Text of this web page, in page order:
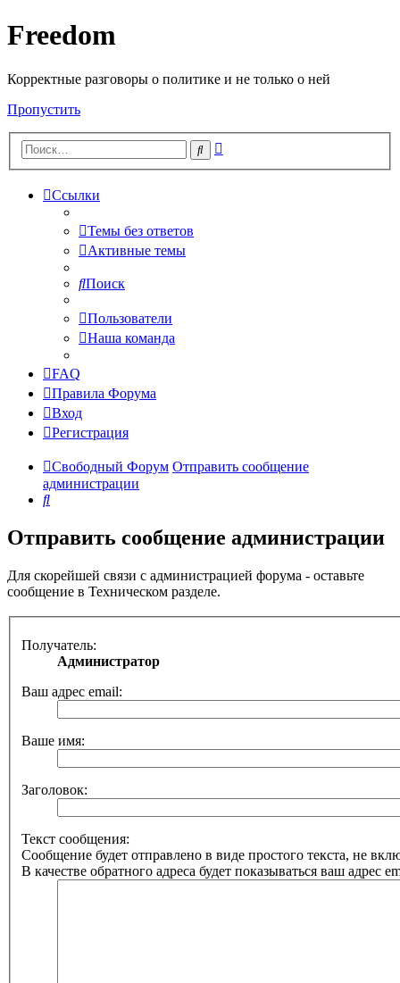
Freedom
Корректные разговоры о политике и не только о ней
Пропустить
Поиск
Ссылки
Темы без ответов
Активные темы
Поиск
Пользователи
Наша команда
FAQ
Правила Форума
Вход
Регистрация
Свободный Форум Отправить сообщение
администрации
Поиск
Отправить сообщение администрации
Для скорейшей связи с администрацией форума - оставьте
сообщение в Техническом разделе.
Получатель:
Администратор
Ваш адрес email:
Ваше имя:
Заголовок:
Текст сообщения:
Сообщение будет отправлено в виде простого текста, не
В качестве обратного адреса будет показываться ваш адрес